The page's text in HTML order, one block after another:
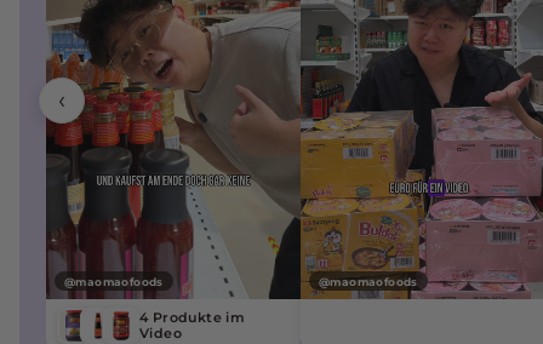
‹
@maomaofoods
4 Produkte im
Video
@maomaofoods